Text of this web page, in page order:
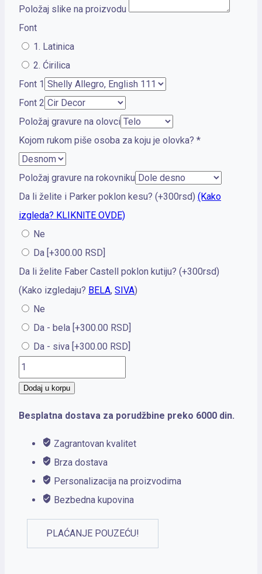
Položaj slike na proizvodu
Font
1. Latinica
2. Ćirilica
Font 1
Font 2
Položaj gravure na olovci
Kojom rukom piše osoba za koju je olovka? *
Položaj gravure na rokovniku
Da li želite i Parker poklon kesu? (+300rsd) (Kako
izgleda? KLIKNITE OVDE)
Ne
Da [+300.00 RSD]
Da li želite Faber Castell poklon kutiju? (+300rsd)
(Kako izgledaju? BELA, SIVA)
Ne
Da - bela [+300.00 RSD]
Da - siva [+300.00 RSD]
PARKER
Royal
URBAN
količina
Dodaj u korpu
Besplatna dostava za porudžbine preko 6000 din.
Zagrantovan kvalitet
Brza dostava
Personalizacija na proizvodima
Bezbedna kupovina
PLAĆANJE POUZEĆU!